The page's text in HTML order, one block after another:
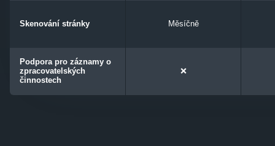
Skenování stránky Měsíčně
Podpora pro záznamy o
zpracovatelských
činnostech
❌